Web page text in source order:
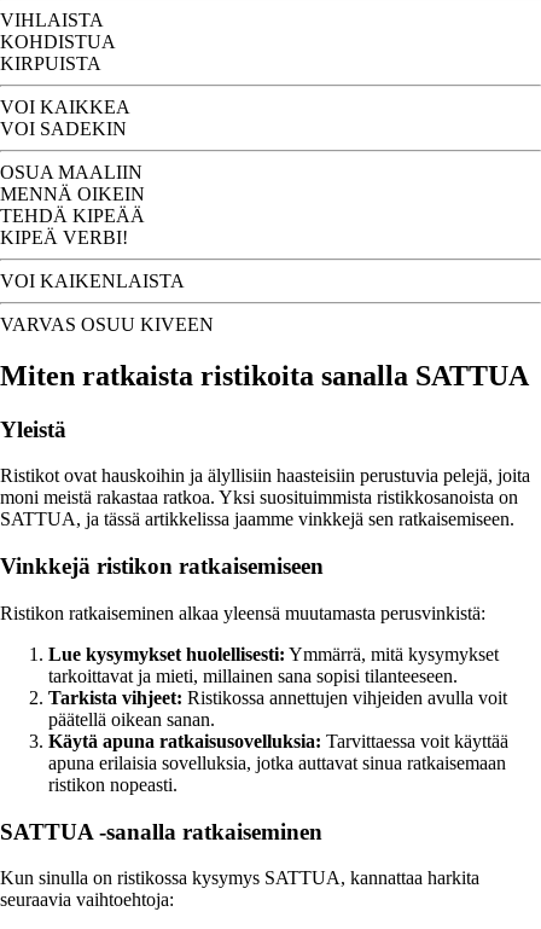
VIHLAISTA
KOHDISTUA
KIRPUISTA
VOI KAIKKEA
VOI SADEKIN
OSUA MAALIIN
MENNÄ OIKEIN
TEHDÄ KIPEÄÄ
KIPEÄ VERBI!
VOI KAIKENLAISTA
VARVAS OSUU KIVEEN
Miten ratkaista ristikoita sanalla SATTUA
Yleistä
Ristikot ovat hauskoihin ja älyllisiin haasteisiin perustuvia pelejä, joita
moni meistä rakastaa ratkoa. Yksi suosituimmista ristikkosanoista on
SATTUA, ja tässä artikkelissa jaamme vinkkejä sen ratkaisemiseen.
Vinkkejä ristikon ratkaisemiseen
Ristikon ratkaiseminen alkaa yleensä muutamasta perusvinkistä:
Lue kysymykset huolellisesti: Ymmärrä, mitä kysymykset
tarkoittavat ja mieti, millainen sana sopisi tilanteeseen.
Tarkista vihjeet: Ristikossa annettujen vihjeiden avulla voit
päätellä oikean sanan.
Käytä apuna ratkaisusovelluksia: Tarvittaessa voit käyttää
apuna erilaisia sovelluksia, jotka auttavat sinua ratkaisemaan
ristikon nopeasti.
SATTUA -sanalla ratkaiseminen
Kun sinulla on ristikossa kysymys SATTUA, kannattaa harkita
seuraavia vaihtoehtoja: